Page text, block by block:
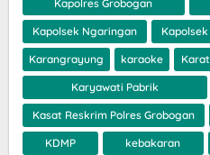
Kapolres Grobogan
Kapolsek Ngaringan
Karangrayung karaoke
Karyawati Pabrik
Kasat Reskrim Polres Grobogan
KDMP kebakaran